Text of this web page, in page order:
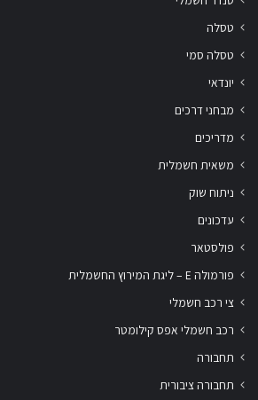
טסלה
טסלה סמי
יונדאי
מבחני דרכים
מדריכים
משאית חשמלית
ניתוח שוק
עדכונים
פולסטאר
פורמולה E – ליגת המירוץ החשמלית
צי רכב חשמלי
רכב חשמלי אפס קילומטר
תחבורה
תחבורה ציבורית